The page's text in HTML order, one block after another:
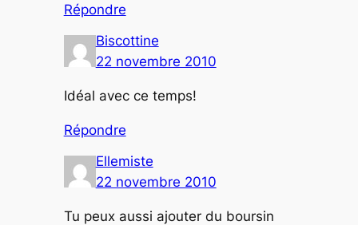
Répondre
Biscottine
22 novembre 2010
Idéal avec ce temps!
Répondre
Ellemiste
22 novembre 2010
Tu peux aussi ajouter du boursin